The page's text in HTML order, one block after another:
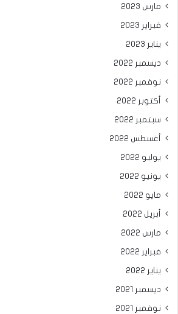
مارس 2023
فبراير 2023
يناير 2023
ديسمبر 2022
نوفمبر 2022
أكتوبر 2022
سبتمبر 2022
أغسطس 2022
يوليو 2022
يونيو 2022
مايو 2022
أبريل 2022
مارس 2022
فبراير 2022
يناير 2022
ديسمبر 2021
نوفمبر 2021